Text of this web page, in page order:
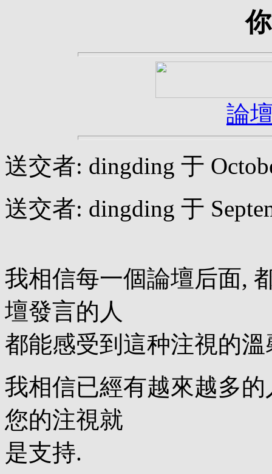
論
送交者: dingding 于
送交者: dingding 于
我相信每一個論壇后面,
壇發言的人
都能感受到這种注視的溫
我相信已經有越來越多
您的注視就
是支持.